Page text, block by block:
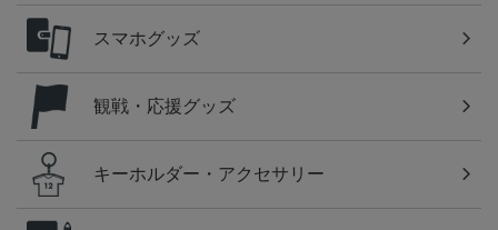
スマホグッズ
観戦・応援グッズ
キーホルダー・アクセサリー